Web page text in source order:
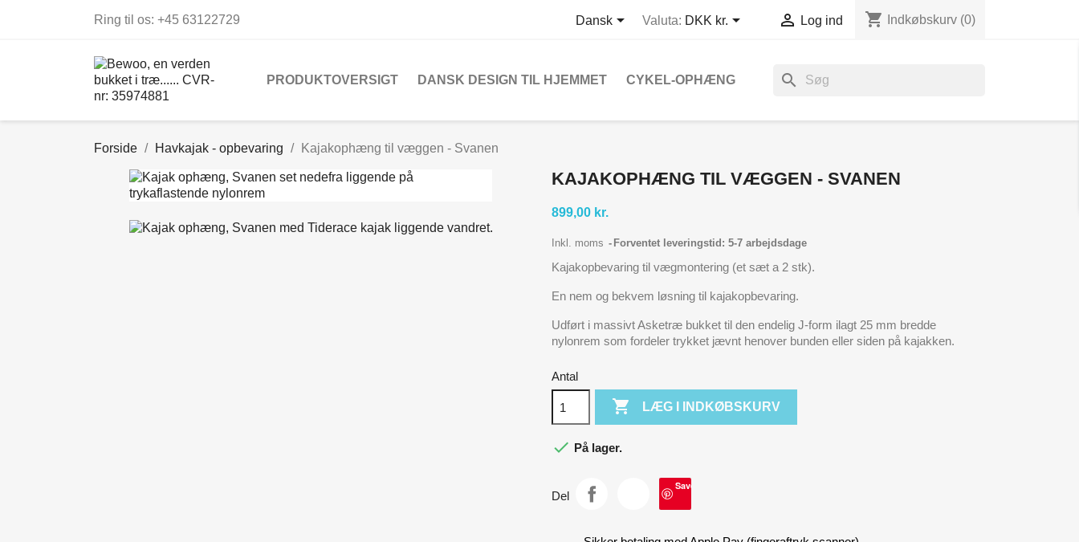
Ring til os: +45 63122729 Dansk Valuta: DKK kr.  Log ind shopping_cart Indkøbskurv (0)
PRODUKTOVERSIGT DANSK DESIGN TIL HJEMMET CYKEL-OPHÆNG search
Forside Havkajak - opbevaring Kajakophæng til væggen - Svanen
KAJAKOPHÆNG TIL VÆGGEN - SVANEN
899,00 kr.
Inkl. moms Forventet leveringstid: 5-7 arbejdsdage
Kajakopbevaring til vægmontering (et sæt a 2 stk).
En nem og bekvem løsning til kajakopbevaring.
Udført i massivt Asketræ bukket til den endelig J-form ilagt 25 mm bredde
nylonrem som fordeler trykket jævnt henover bunden eller siden på kajakken.
Antal
 LÆG I INDKØBSKURV
 På lager.
Del
Save